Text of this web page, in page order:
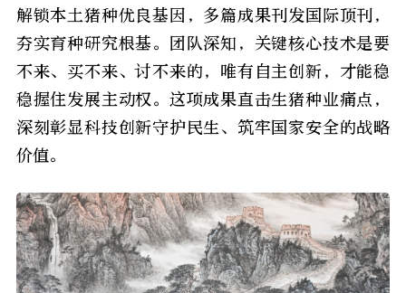
解锁本土猪种优良基因，多篇成果刊发国际顶刊，
夯实育种研究根基。团队深知，关键核心技术是要
不来、买不来、讨不来的，唯有自主创新，才能稳
稳握住发展主动权。这项成果直击生猪种业痛点，
深刻彰显科技创新守护民生、筑牢国家安全的战略
价值。